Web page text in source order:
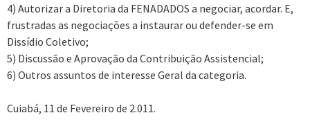
4) Autorizar a Diretoria da FENADADOS a negociar, acordar. E,
frustradas as negociações a instaurar ou defender-se em
Dissídio Coletivo;
5) Discussão e Aprovação da Contribuição Assistencial;
6) Outros assuntos de interesse Geral da categoria.
Cuiabá, 11 de Fevereiro de 2.011.